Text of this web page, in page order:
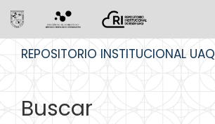
REPOSITORIO INSTITUCIONAL UAQ
Buscar